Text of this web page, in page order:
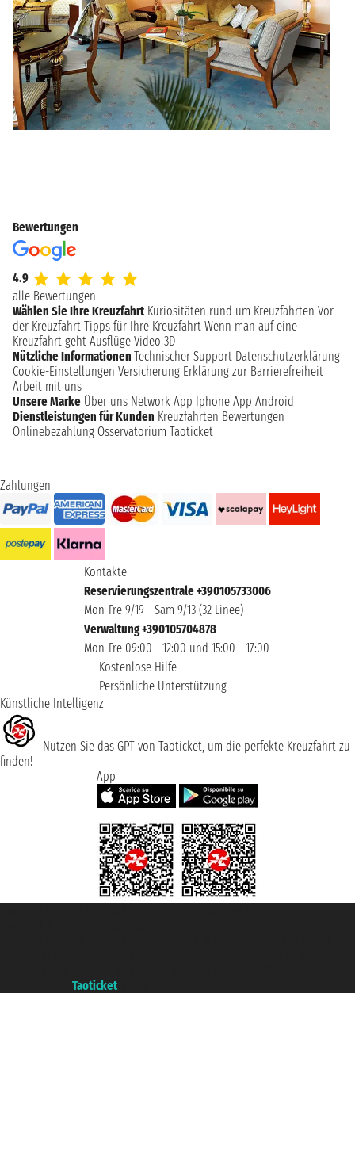
Bewertungen
4.9
alle Bewertungen
Wählen Sie Ihre Kreuzfahrt Kuriositäten rund um Kreuzfahrten Vor
der Kreuzfahrt Tipps für Ihre Kreuzfahrt Wenn man auf eine
Kreuzfahrt geht Ausflüge Video 3D
Nützliche Informationen Technischer Support Datenschutzerklärung
Cookie-Einstellungen Versicherung Erklärung zur Barrierefreiheit
Arbeit mit uns
Unsere Marke Über uns Network App Iphone App Android
Dienstleistungen für Kunden Kreuzfahrten Bewertungen
Onlinebezahlung Osservatorium Taoticket
Zahlungen
Kontakte
Reservierungszentrale +390105733006
Mon-Fre 9/19 - Sam 9/13 (32 Linee)
Verwaltung +390105704878
Mon-Fre 09:00 - 12:00 und 15:00 - 17:00
Kostenlose Hilfe
Persönliche Unterstützung
Künstliche Intelligenz
Nutzen Sie das GPT von Taoticket, um die perfekte Kreuzfahrt zu
finden!
App
Taoticket